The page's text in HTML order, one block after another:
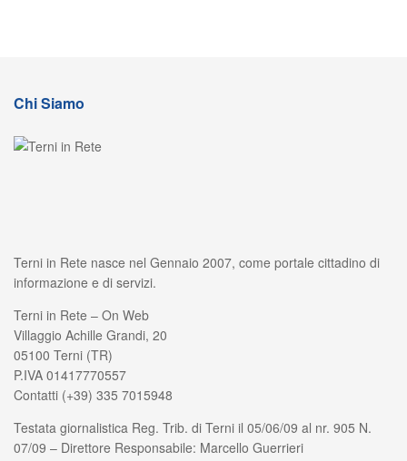
Chi Siamo
Terni in Rete nasce nel Gennaio 2007, come portale cittadino di
informazione e di servizi.
Terni in Rete – On Web
Villaggio Achille Grandi, 20
05100 Terni (TR)
P.IVA 01417770557
Contatti (+39) 335 7015948
Testata giornalistica Reg. Trib. di Terni il 05/06/09 al nr. 905 N.
07/09 – Direttore Responsabile: Marcello Guerrieri